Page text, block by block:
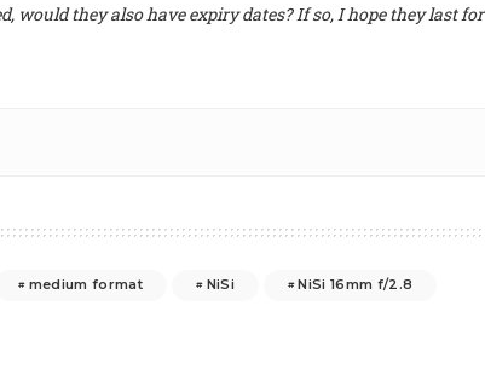
would they also have expiry dates? If so, I hope they last for
medium format NiSi
NiSi 16mm f/2.8